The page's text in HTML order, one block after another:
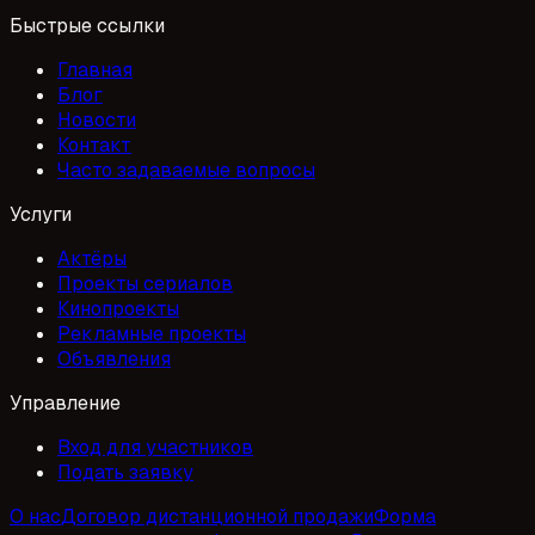
Быстрые ссылки
Главная
Блог
Новости
Контакт
Часто задаваемые вопросы
Услуги
Актёры
Проекты сериалов
Кинопроекты
Рекламные проекты
Объявления
Управление
Вход для участников
Подать заявку
О насДоговор дистанционной продажиФорма